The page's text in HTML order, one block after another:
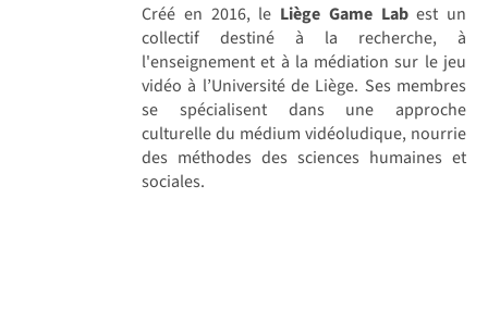
Créé en 2016, le Liège Game Labest un
collectif destiné à la recherche, à
l'enseignement et à la médiation sur le jeu
vidéo à l’Université de Liège. Ses membres
se spécialisent dans une approche
culturelle du médium vidéoludique, nourrie
des méthodes des sciences humaines et
sociales.